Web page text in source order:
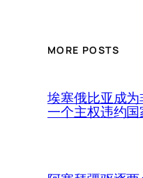
MORE POSTS
埃塞俄比亚成
一个主权违约国